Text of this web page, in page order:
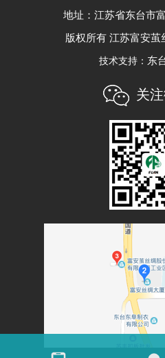
地址：江苏省东台市
版权所有 江苏富安茧
技术支持： 东
关